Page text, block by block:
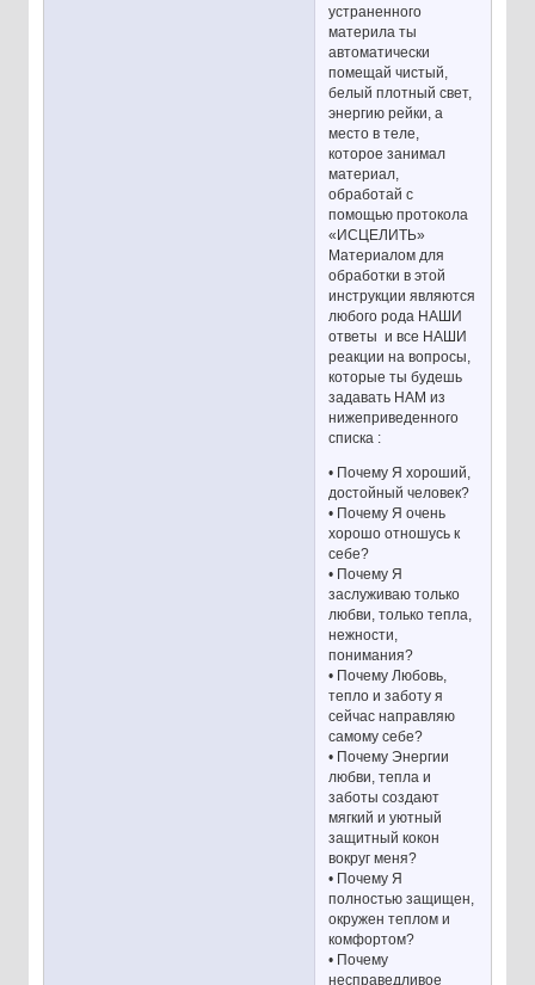
устраненного
материла ты
автоматически
помещай чистый,
белый плотный свет,
энергию рейки, а
место в теле,
которое занимал
материал,
обработай с
помощью протокола
«ИСЦЕЛИТЬ»
Материалом для
обработки в этой
инструкции являются
любого рода НАШИ
ответы и все НАШИ
реакции на вопросы,
которые ты будешь
задавать НАМ из
нижеприведенного
списка :
• Почему Я хороший,
достойный человек?
• Почему Я очень
хорошо отношусь к
себе?
• Почему Я
заслуживаю только
любви, только тепла,
нежности,
понимания?
• Почему Любовь,
тепло и заботу я
сейчас направляю
самому себе?
• Почему Энергии
любви, тепла и
заботы создают
мягкий и уютный
защитный кокон
вокруг меня?
• Почему Я
полностью защищен,
окружен теплом и
комфортом?
• Почему
несправедливое